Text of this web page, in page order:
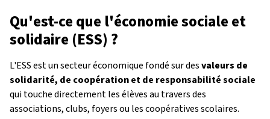
Qu'est-ce que l'économie sociale et
solidaire (ESS) ?
L'ESS est un secteur économique fondé sur desvaleurs de
solidarité, de coopération et de responsabilité sociale
qui touche directement les élèves au travers des
associations, clubs, foyers ou les coopératives scolaires.